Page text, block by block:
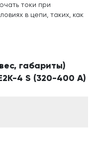
токи при
в цепи, таких, как
габариты)
4 S (320-400 А)